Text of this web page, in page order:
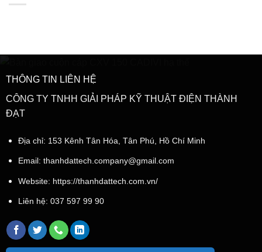
THÔNG TIN LIÊN HỆ
CÔNG TY TNHH GIẢI PHÁP KỸ THUẬT ĐIỆN THÀNH
ĐẠT
Địa chỉ: 153 Kênh Tân Hóa, Tân Phú, Hồ Chí Minh
Email: thanhdattech.company@gmail.com
Website: https://thanhdattech.com.vn/
Liên hệ: 037 597 99 90